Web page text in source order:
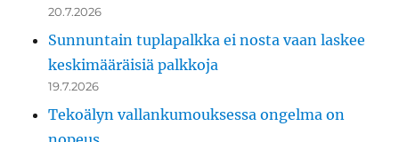
20.7.2026
Sunnuntain tuplapalkka ei nosta vaan laskee
keskimääräisiä palkkoja
19.7.2026
Tekoälyn vallankumouksessa ongelma on